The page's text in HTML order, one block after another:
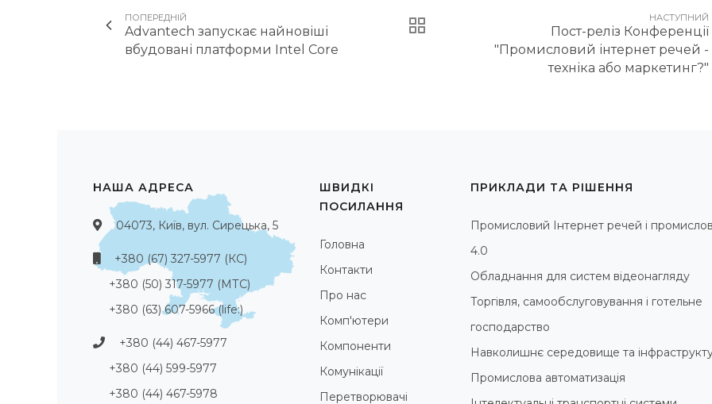
ПОПЕРЕДНІЙ
Advantech запускає найновіші
вбудовані платформи Intel Core
НАСТУПНИЙ
Пост-реліз Конференції
"Промисловий інтернет речей -
техніка або маркетинг?"
НАША АДРЕСА
04073, Київ, вул. Сирецька, 5
+380 (67) 327-5977 (КС)
+380 (50) 317-5977 (МТС)
+380 (63) 607-5966 (life:)
+380 (44) 467-5977
+380 (44) 599-5977
+380 (44) 467-5978
ШВИДКІ
ПОСИЛАННЯ
Головна
Контакти
Про нас
Комп'ютери
Компоненти
Комунікації
Перетворювачі
ПРИКЛАДИ ТА РІШЕННЯ
Промисловий Інтернет речей і
4.0
Обладнання для систем відеонагляду
Торгівля, самообслуговування і готельне
господарство
Навколишнє середовище та
Промислова автоматизація